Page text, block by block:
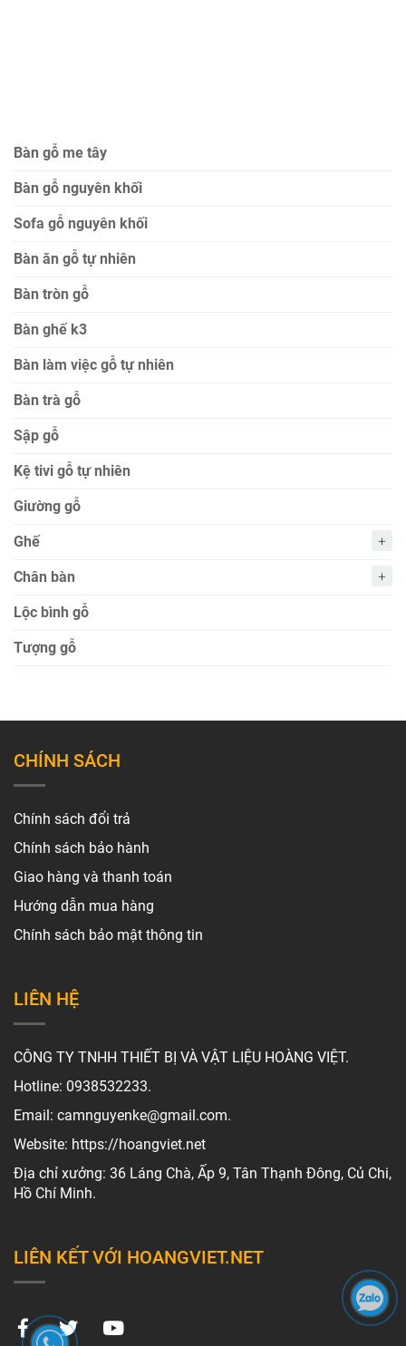
Bàn gỗ me tây
Bàn gỗ nguyên khối
Sofa gỗ nguyên khối
Bàn ăn gỗ tự nhiên
Bàn tròn gỗ
Bàn ghế k3
Bàn làm việc gỗ tự nhiên
Bàn trà gỗ
Sập gỗ
Kệ tivi gỗ tự nhiên
Giường gỗ
Ghế
Chân bàn
Lộc bình gỗ
Tượng gỗ
CHÍNH SÁCH
Chính sách đổi trả
Chính sách bảo hành
Giao hàng và thanh toán
Hướng dẫn mua hàng
Chính sách bảo mật thông tin
LIÊN HỆ
CÔNG TY TNHH THIẾT BỊ VÀ VẬT LIỆU HOÀNG VIỆT.
Hotline: 0938532233.
Email: camnguyenke@gmail.com.
Website: https://hoangviet.net
Địa chỉ xưởng: 36 Láng Chà, Ấp 9, Tân Thạnh Đông, Củ Chi,
Hồ Chí Minh.
LIÊN KẾT VỚI HOANGVIET.NET